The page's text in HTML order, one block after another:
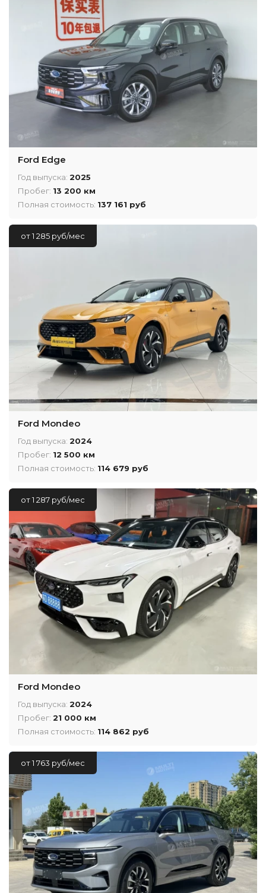
Ford Edge
Год выпуска: 2025
Пробег: 13 200 км
Полная стоимость: 137 161 руб
от 1 285 руб/мес
Ford Mondeo
Год выпуска: 2024
Пробег: 12 500 км
Полная стоимость: 114 679 руб
от 1 287 руб/мес
Ford Mondeo
Год выпуска: 2024
Пробег: 21 000 км
Полная стоимость: 114 862 руб
от 1 763 руб/мес